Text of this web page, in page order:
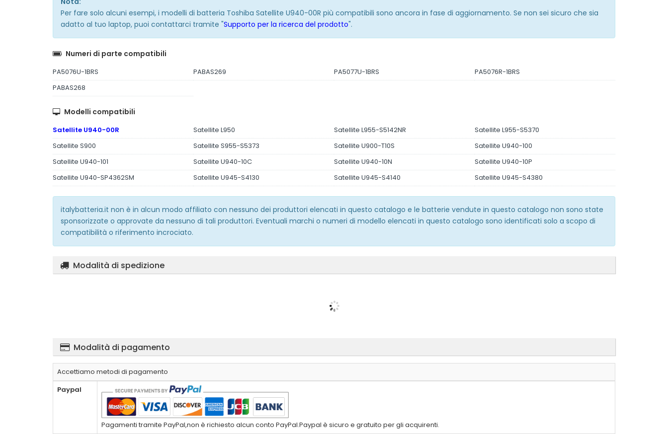
Per fare solo alcuni esempi, i modelli di batteria Toshiba Satellite U940-00R più compatibili sono ancora in fase di aggiornamento. Se non sei sicuro che sia
adatto al tuo laptop, puoi contattarci tramite "Supporto per la ricerca del prodotto".
Numeri di parte compatibili
PA5076U-1BRS PABAS269 PA5077U-1BRS
PA5076R-1BRS
PABAS268
Modelli compatibili
Satellite U940-00R Satellite L950 Satellite L955-S5142NR
Satellite L955-S5370
Satellite S900
Satellite S955-S5373 Satellite U900-T10S
Satellite U940-100
Satellite U940-101
Satellite U940-10C Satellite U940-10N
Satellite U940-10P
Satellite U940-SP4362SM
Satellite U945-S4130 Satellite U945-S4140 Satellite U945-S4380
italybatteria.it non è in alcun modo affiliato con nessuno dei produttori elencati in questo catalogo e le batterie vendute in questo catalogo non sono state
sponsorizzate o approvate da nessuno di tali produttori. Eventuali marchi o numeri di modello elencati in questo catalogo sono identificati solo a scopo di
compatibilità o riferimento incrociato.
Modalità di spedizione
Modalità di pagamento
Accettiamo metodi di pagamento
Paypal
Pagamenti tramite PayPal,non è richiesto alcun conto PayPal.Paypal è sicuro e gratuito per gli acquirenti.